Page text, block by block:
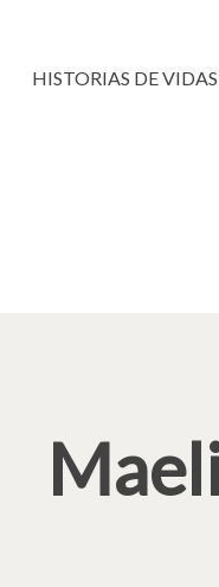
HISTORIAS DE